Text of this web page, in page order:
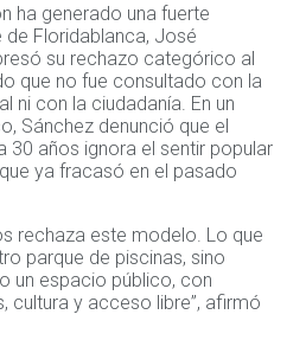
ha generado una fuerte
Floridablanca, José
su rechazo categórico al
que no fue consultado con la
ni con la ciudadanía. En un
Sánchez denunció que el
30 años ignora el sentir popular
ya fracasó en el pasado
rechaza este modelo. Lo que
parque de piscinas, sino
un espacio público, con
cultura y acceso libre”, afirmó